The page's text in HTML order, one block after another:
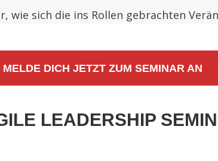
wie sich die ins Rollen gebrachten
MELDE DICH JETZT ZUM SEMINAR AN
LEADERSHIP